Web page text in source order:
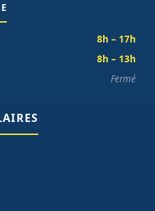
8h – 17h
8h – 13h
Fermé